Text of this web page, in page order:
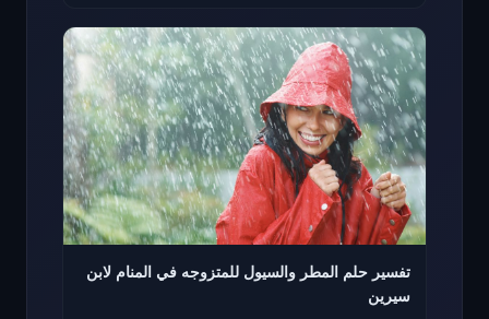
تفسير حلم المطر والسيول للمتزوجه في المنام لابن
سيرين